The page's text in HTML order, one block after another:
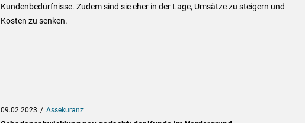
Kundenbedürfnisse. Zudem sind sie eher in der Lage, Umsätze zu steigern und
Kosten zu senken.
09.02.2023 Assekuranz